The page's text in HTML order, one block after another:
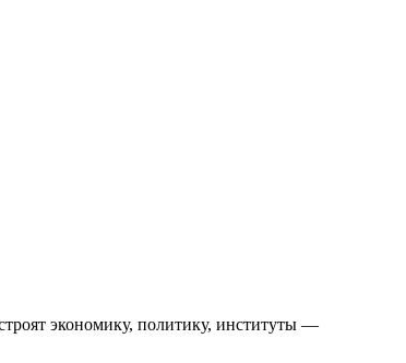
экономику, политику, институты —